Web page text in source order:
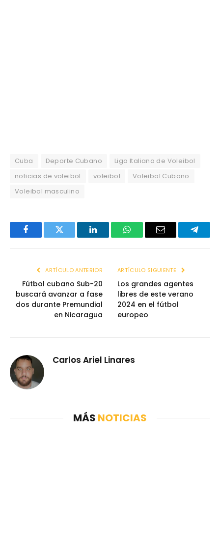
Cuba Deporte Cubano
Liga Italiana de Voleibol
noticias de voleibol
voleibol
Voleibol Cubano
Voleibol masculino
FacebookTwitter LinkedInWhatsAppEmail
ARTÍCULO ANTERIOR
Fútbol cubano Sub-20
buscará avanzar a fase
dos durante Premundial
en Nicaragua
ARTÍCULO SIGUIENTE
Los grandes agentes
libres de este verano
2024 en el fútbol
europeo
Carlos Ariel Linares
MÁS NOTICIAS